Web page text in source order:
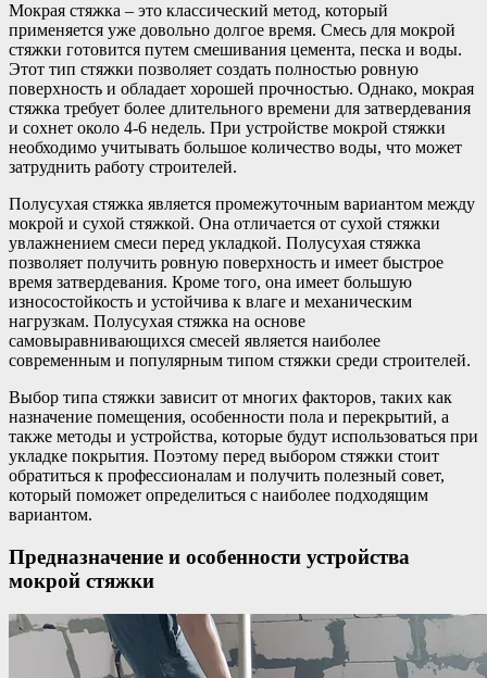
Мокрая стяжка – это классический метод, который
применяется уже довольно долгое время. Смесь для мокрой
стяжки готовится путем смешивания цемента, песка и воды.
Этот тип стяжки позволяет создать полностью ровную
поверхность и обладает хорошей прочностью. Однако, мокрая
стяжка требует более длительного времени для затвердевания
и сохнет около 4-6 недель. При устройстве мокрой стяжки
необходимо учитывать большое количество воды, что может
затруднить работу строителей.
Полусухая стяжка является промежуточным вариантом между
мокрой и сухой стяжкой. Она отличается от сухой стяжки
увлажнением смеси перед укладкой. Полусухая стяжка
позволяет получить ровную поверхность и имеет быстрое
время затвердевания. Кроме того, она имеет большую
износостойкость и устойчива к влаге и механическим
нагрузкам. Полусухая стяжка на основе
самовыравнивающихся смесей является наиболее
современным и популярным типом стяжки среди строителей.
Выбор типа стяжки зависит от многих факторов, таких как
назначение помещения, особенности пола и перекрытий, а
также методы и устройства, которые будут использоваться при
укладке покрытия. Поэтому перед выбором стяжки стоит
обратиться к профессионалам и получить полезный совет,
который поможет определиться с наиболее подходящим
вариантом.
Предназначение и особенности устройства
мокрой стяжки